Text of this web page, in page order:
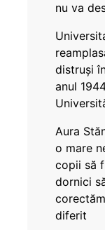
nu va
distruși
anul
Aura
o mare
copii să
dornici
diferit